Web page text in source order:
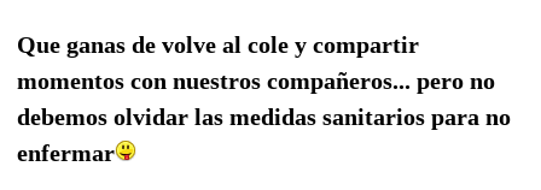
Que ganas de volve al cole y compartir
momentos con nuestros compañeros... pero no
debemos olvidar las medidas sanitarios para no
enfermar